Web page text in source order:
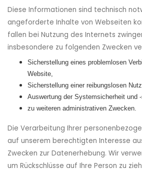
Diese Informationen sind technisch
angeforderte Inhalte von Webseiten
fallen bei Nutzung des Internets
insbesondere zu folgenden Zwecken
Sicherstellung eines problemlosen
Website,
Sicherstellung einer reibungslosen
Auswertung der Systemsicherheit und
zu weiteren administrativen Zwecken.
Die Verarbeitung Ihrer
auf unserem berechtigten Interesse
Zwecken zur Datenerhebung. Wir
um Rückschlüsse auf Ihre Person zu